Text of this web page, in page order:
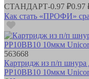
СТАНДАРТ-0.97 ₽0.97
Как стать «ПРОФИ»
563668
Картридж из п/п шнура
PP10BB10 10мкм